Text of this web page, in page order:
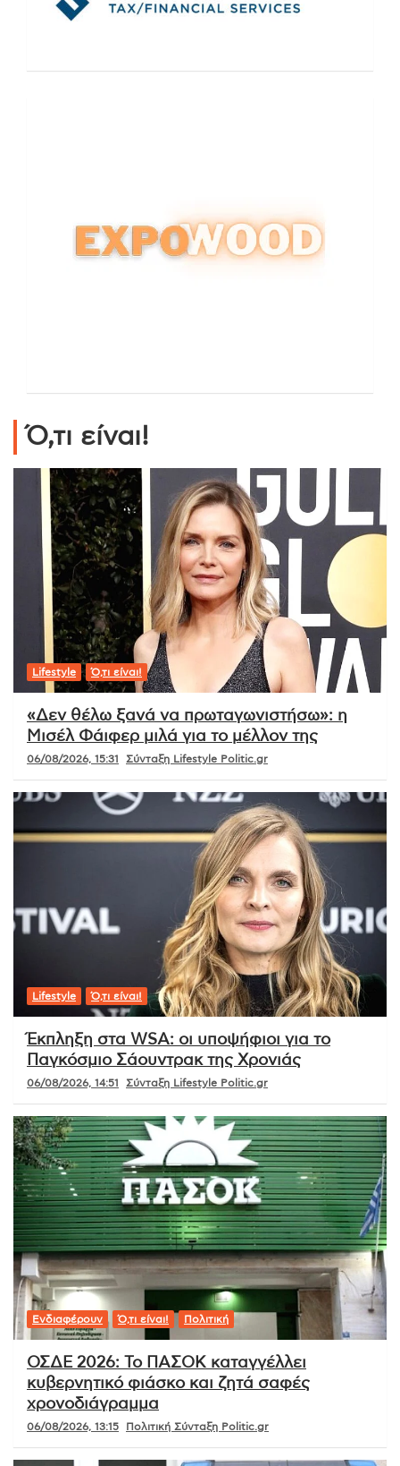
Ό,τι είναι!
Lifestyle Ό,τι είναι!
«Δεν θέλω ξανά να πρωταγωνιστήσω»: η
Μισέλ Φάιφερ μιλά για το μέλλον της
06/08/2026, 15:31 Σύνταξη Lifestyle Politic.gr
Lifestyle Ό,τι είναι!
Έκπληξη στα WSA: οι υποψήφιοι για το
Παγκόσμιο Σάουντρακ της Χρονιάς
06/08/2026, 14:51 Σύνταξη Lifestyle Politic.gr
Ενδιαφέρουν Ό,τι είναι! Πολιτική
ΟΣΔΕ 2026: Το ΠΑΣΟΚ καταγγέλλει
κυβερνητικό φιάσκο και ζητά σαφές
χρονοδιάγραμμα
06/08/2026, 13:15 Πολιτική Σύνταξη Politic.gr